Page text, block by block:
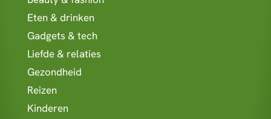
Eten & drinken
Gadgets & tech
Liefde & relaties
Gezondheid
Reizen
Kinderen